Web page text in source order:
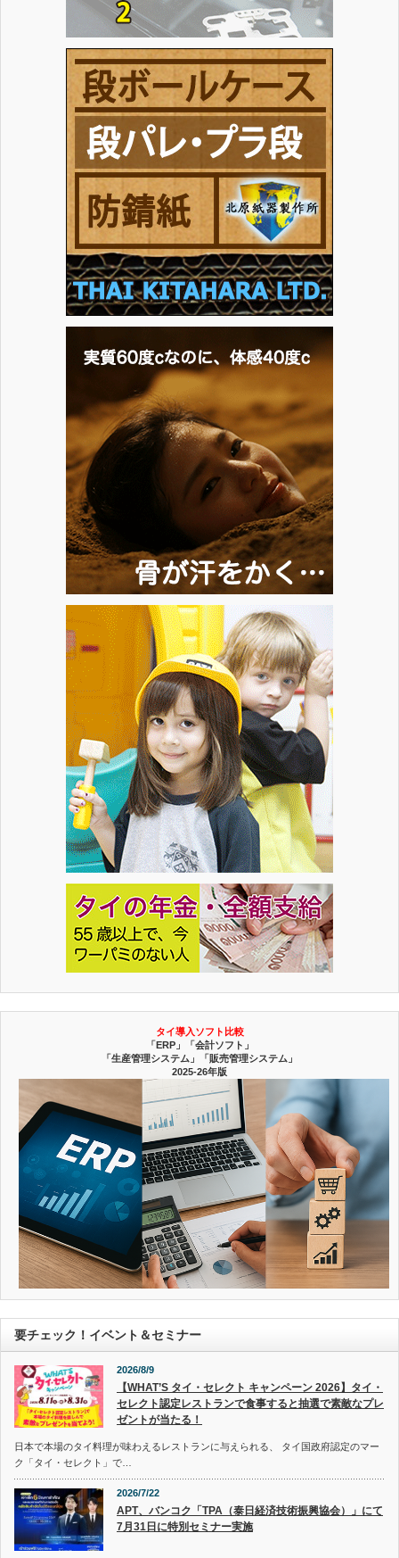
タイ導入ソフト比較
「ERP」「会計ソフト」
「生産管理システム」「販売管理システム」
2025-26年版
要チェック！イベント＆セミナー
2026/8/9
【WHAT’S タイ・セレクト キャンペーン 2026】タイ・
セレクト認定レストランで食事すると抽選で素敵なプレ
ゼントが当たる！
日本で本場のタイ料理が味わえるレストランに与えられる、 タイ国政府認定のマー
ク「タイ・セレクト」で…
2026/7/22
APT、バンコク「TPA（泰日経済技術振興協会）」にて
7月31日に特別セミナー実施